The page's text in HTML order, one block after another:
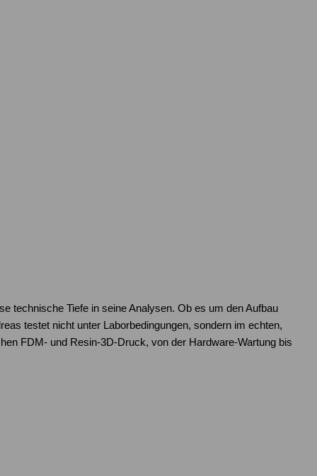
technische Tiefe in seine Analysen. Ob es um den Aufbau
testet nicht unter Laborbedingungen, sondern im echten,
FDM- und Resin-3D-Druck, von der Hardware-Wartung bis